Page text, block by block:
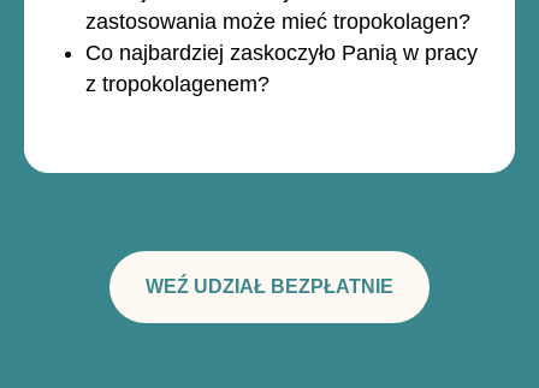
zastosowania może mieć tropokolagen?
Co najbardziej zaskoczyło Panią w pracy
z tropokolagenem?
WEŹ UDZIAŁ BEZPŁATNIE